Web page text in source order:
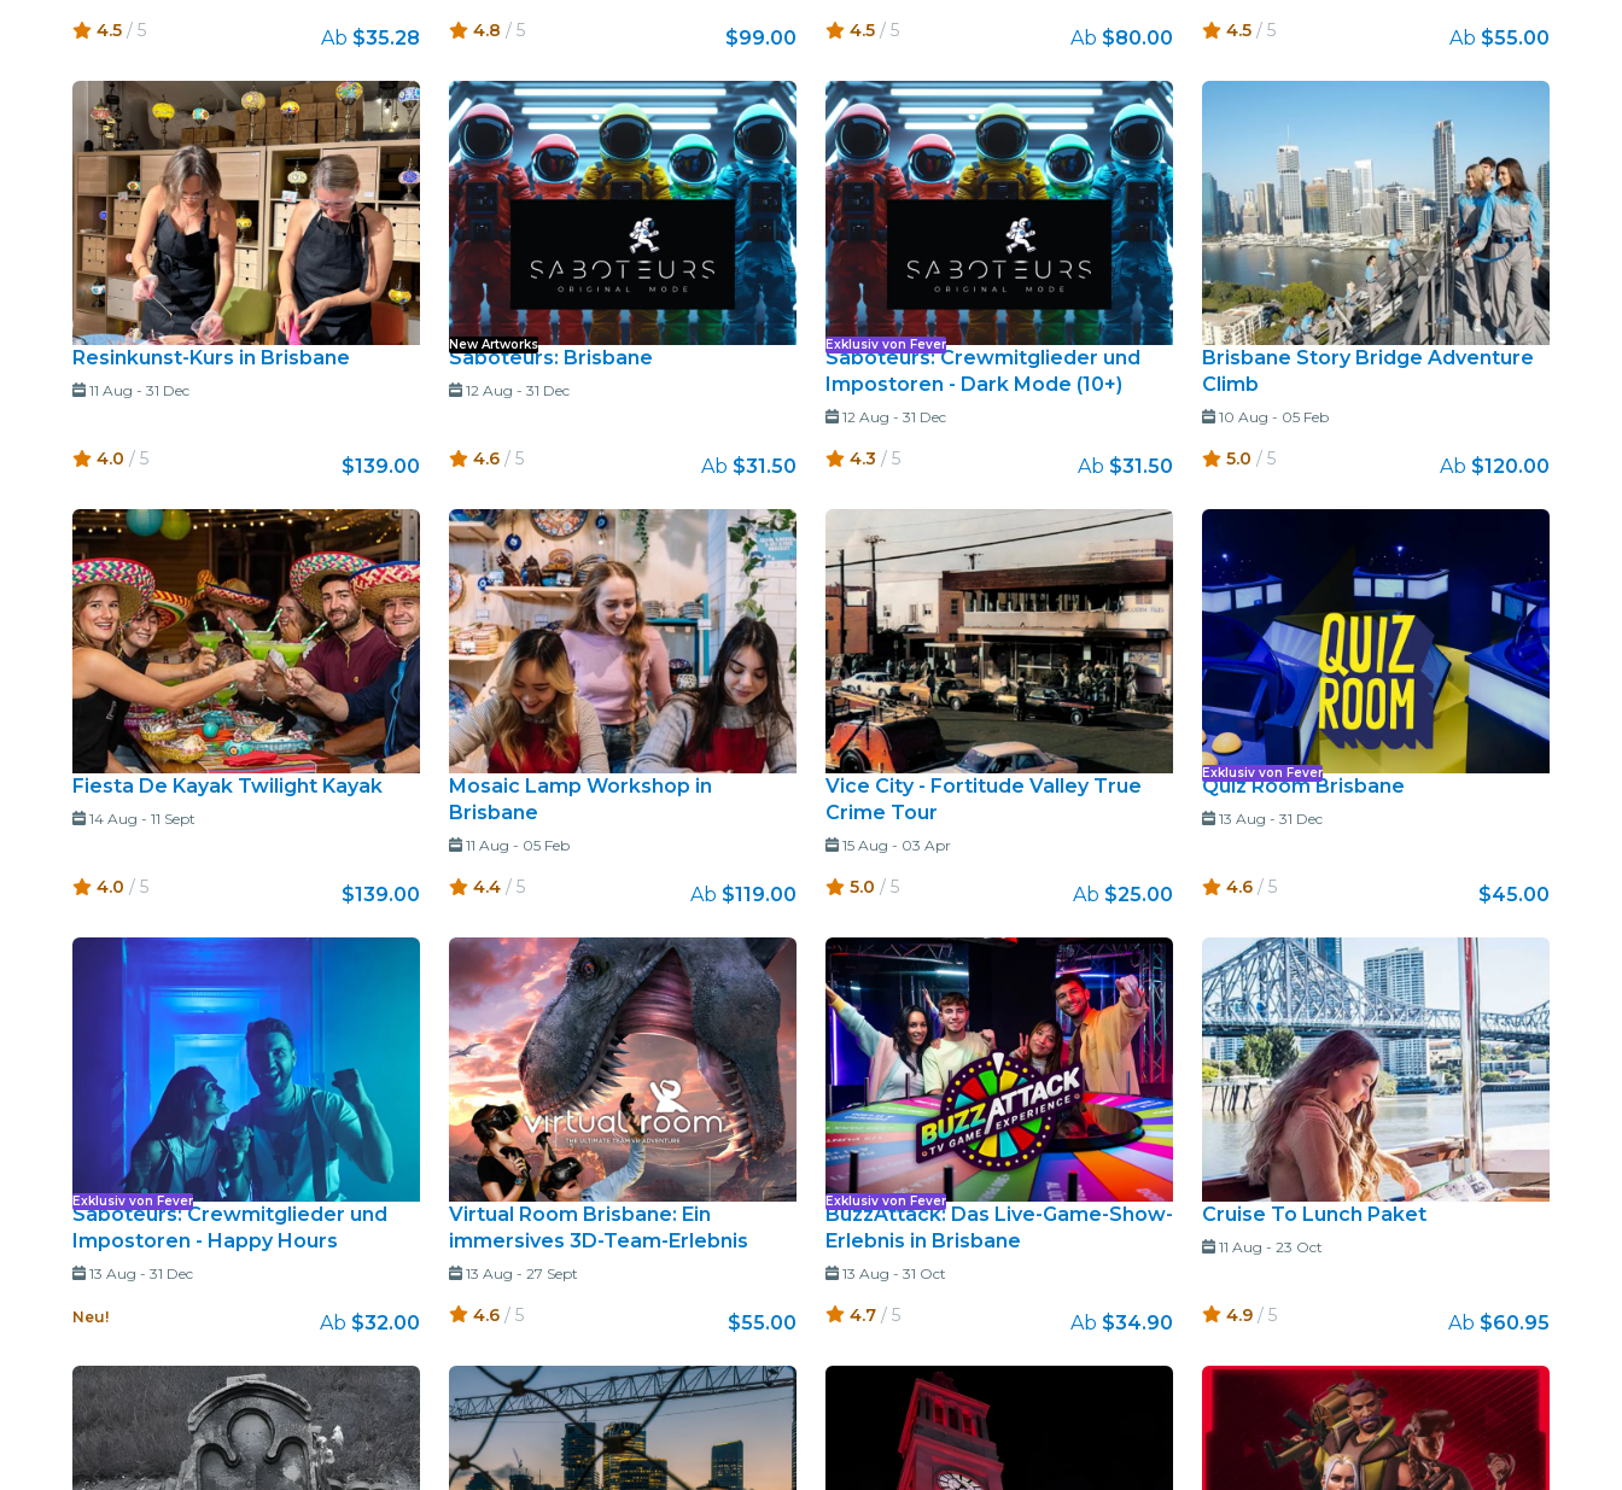
4.5 / 5 Ab $35.28 4.8 / 5 $99.00 4.5 / 5 Ab $80.00 4.5 / 5 Ab $55.00
Resinkunst-Kurs in Brisbane
11 Aug - 31 Dec
4.0 / 5 $139.00
New Artworks
Saboteurs: Brisbane
12 Aug - 31 Dec
4.6 / 5 Ab $31.50
Exklusiv von Fever
Saboteurs: Crewmitglieder und
Impostoren - Dark Mode (10+)
12 Aug - 31 Dec
4.3 / 5 Ab $31.50
Brisbane Story Bridge Adventure
Climb
10 Aug - 05 Feb
5.0 / 5 Ab $120.00
Fiesta De Kayak Twilight Kayak
14 Aug - 11 Sept
4.0 / 5 $139.00
Mosaic Lamp Workshop in
Brisbane
11 Aug - 05 Feb
4.4 / 5 Ab $119.00
Vice City - Fortitude Valley True
Crime Tour
15 Aug - 03 Apr
5.0 / 5 Ab $25.00
Exklusiv von Fever
Quiz Room Brisbane
13 Aug - 31 Dec
4.6 / 5 $45.00
Exklusiv von Fever
Saboteurs: Crewmitglieder und
Impostoren - Happy Hours
13 Aug - 31 Dec
Neu! Ab $32.00
Virtual Room Brisbane: Ein
immersives 3D-Team-Erlebnis
13 Aug - 27 Sept
4.6 / 5 $55.00
Exklusiv von Fever
BuzzAttack: Das Live-Game-Show-
Erlebnis in Brisbane
13 Aug - 31 Oct
4.7 / 5 Ab $34.90
Cruise To Lunch Paket
11 Aug - 23 Oct
4.9 / 5 Ab $60.95